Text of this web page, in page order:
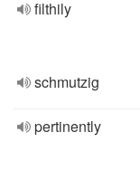
filthily
schmutzig
pertinently